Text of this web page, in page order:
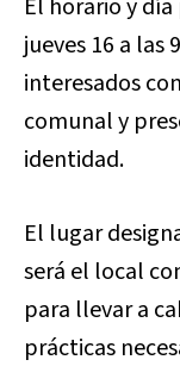
El horario y
jueves 16 a las
interesados
comunal y
identidad.
El lugar
será el local
para llevar a
prácticas